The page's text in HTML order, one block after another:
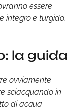
essere
integro e turgido,
la guida
ovviamente
sciacquando in
di acqua